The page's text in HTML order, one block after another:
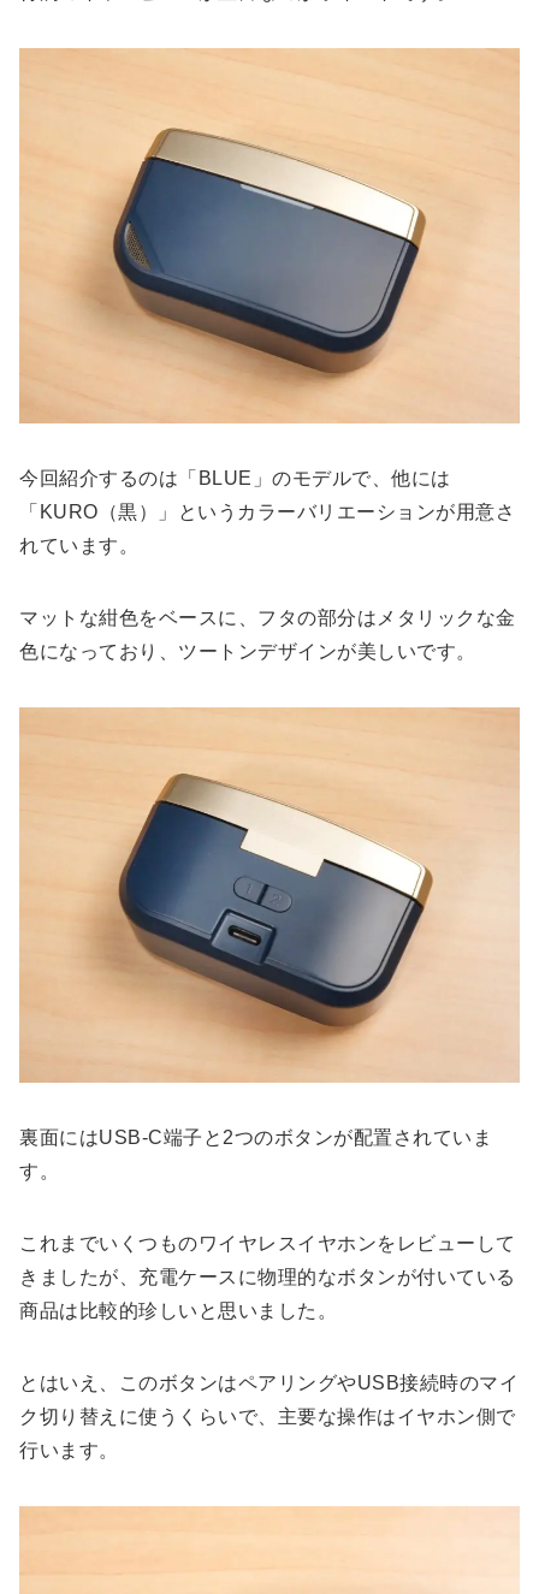
今回紹介するのは「BLUE」のモデルで、他には
「KURO（黒）」というカラーバリエーションが用意さ
れています。
マットな紺色をベースに、フタの部分はメタリックな金
色になっており、ツートンデザインが美しいです。
裏面にはUSB-C端子と2つのボタンが配置されていま
す。
これまでいくつものワイヤレスイヤホンをレビューして
きましたが、充電ケースに物理的なボタンが付いている
商品は比較的珍しいと思いました。
とはいえ、このボタンはペアリングやUSB接続時のマイ
ク切り替えに使うくらいで、主要な操作はイヤホン側で
行います。